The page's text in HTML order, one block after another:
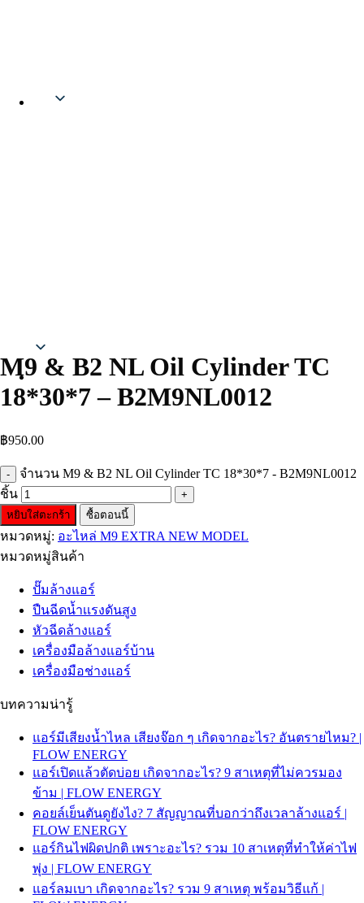
M9 & B2 NL Oil Cylinder TC
18*30*7 – B2M9NL0012
฿950.00
จำนวน M9 & B2 NL Oil Cylinder TC 18*30*7 - B2M9NL0012
ชิ้น
หยิบใส่ตะกร้า ซื้อตอนนี้
หมวดหมู่: อะไหล่ M9 EXTRA NEW MODEL
หมวดหมู่สินค้า
ปั๊มล้างแอร์
ปืนฉีดน้ำเเรงดันสูง
หัวฉีดล้างแอร์
เครื่องมือล้างแอร์บ้าน
เครื่องมือช่างแอร์
บทความน่ารู้
แอร์มีเสียงน้ำไหล เสียงจ๊อก ๆ เกิดจากอะไร? อันตรายไหม? |
FLOW ENERGY
แอร์เปิดแล้วตัดบ่อย เกิดจากอะไร? 9 สาเหตุที่ไม่ควรมอง
ข้าม | FLOW ENERGY
คอยล์เย็นตันดูยังไง? 7 สัญญาณที่บอกว่าถึงเวลาล้างแอร์ |
FLOW ENERGY
แอร์กินไฟผิดปกติ เพราะอะไร? รวม 10 สาเหตุที่ทำให้ค่าไฟ
พุ่ง | FLOW ENERGY
แอร์ลมเบา เกิดจากอะไร? รวม 9 สาเหตุ พร้อมวิธีแก้ |